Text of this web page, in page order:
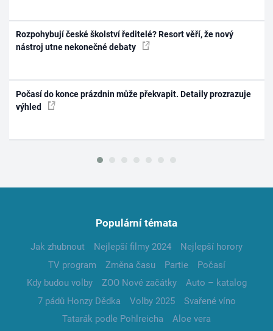
Rozpohybují české školství ředitelé? Resort věří, že nový
nástroj utne nekonečné debaty
Počasí do konce prázdnin může překvapit. Detaily prozrazuje
výhled
Populární témata
Jak zhubnout Nejlepší filmy 2024
Nejlepší horory
TV program
Změna času Partie
Počasí
Kdy budou volby
ZOO Nové začátky
Auto – katalog
7 pádů Honzy Dědka
Volby 2025
Svařené víno
Tatarák podle Pohlreicha
Aloe vera